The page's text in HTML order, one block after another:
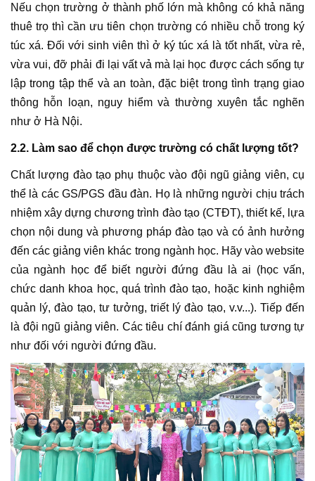
Nếu chọn trường ở thành phố lớn mà không có khả năng
thuê trọ thì cần ưu tiên chọn trường có nhiều chỗ trong ký
túc xá. Đối với sinh viên thì ở ký túc xá là tốt nhất, vừa rẻ,
vừa vui, đỡ phải đi lại vất vả mà lại học được cách sống tự
lập trong tập thể và an toàn, đặc biệt trong tình trạng giao
thông hỗn loạn, nguy hiểm và thường xuyên tắc nghẽn
như ở Hà Nội.
2.2. Làm sao để chọn được trường có chất lượng tốt?
Chất lượng đào tạo phụ thuộc vào đội ngũ giảng viên, cụ
thể là các GS/PGS đầu đàn. Họ là những người chịu trách
nhiệm xây dựng chương trình đào tạo (CTĐT), thiết kế, lựa
chọn nội dung và phương pháp đào tạo và có ảnh hưởng
đến các giảng viên khác trong ngành học. Hãy vào website
của ngành học để biết người đứng đầu là ai (học vấn,
chức danh khoa học, quá trình đào tạo, hoặc kinh nghiệm
quản lý, đào tạo, tư tưởng, triết lý đào tạo, v.v...). Tiếp đến
là đội ngũ giảng viên. Các tiêu chí đánh giá cũng tương tự
như đối với người đứng đầu.